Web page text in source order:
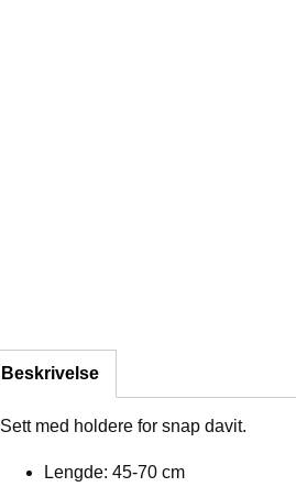
Beskrivelse
Sett med holdere for snap davit.
Lengde: 45-70 cm